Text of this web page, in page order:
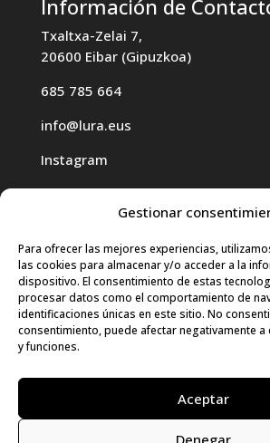
Gestionar
Para ofrecer las mejores experiencias,
las cookies para almacenar y/o acceder a la
dispositivo. El consentimiento de estas
procesar datos como el comportamiento de
identificaciones únicas en este sitio. No
consentimiento, puede afectar negativamente
y funciones.
Aceptar
Denegar
Información de
Txaltxa-Zelai 7,
20600 Eibar (Gipuzkoa)
685 785 664
info@lura.eus
Instagram
Haz clic para aceptar cookies
marketing y permitir este